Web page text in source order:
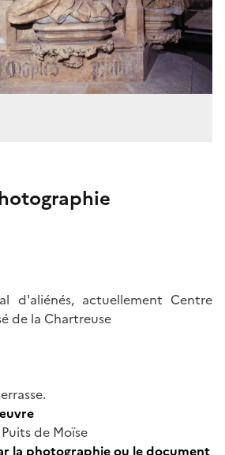
d'aliénés, actuellement Centre
de la Chartreuse
de Moïse
la photographie ou le document